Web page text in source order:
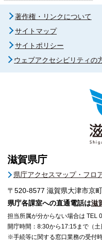
著作権・リンクについて
サイトマップ
サイトポリシー
ウェブアクセシビリティの
滋賀県庁
県庁アクセスマップ・フロ
〒520-8577 滋賀県大津市京
県庁各課室への直通電話は滋
担当所属が分からない場合は TEL
開庁時間：8:30から17:15まで（
※手続等に関する窓口業務の受付